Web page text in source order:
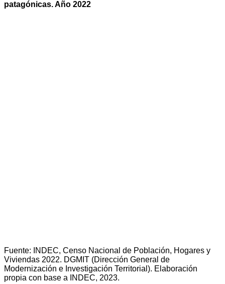
patagónicas. Año 2022
Fuente: INDEC, Censo Nacional de Población, Hogares y
Viviendas 2022. DGMIT (Dirección General de
Modernización e Investigación Territorial). Elaboración
propia con base a INDEC, 2023.